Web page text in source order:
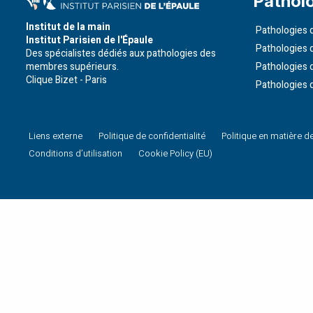
Institut de la main
Institut Parisien de l'Épaule
Des spécialistes dédiés aux pathologies des
membres supérieurs.
Clique Bizet - Paris
Pathologies
Pathologies
Pathologies
Pathologies
Liens externe Politique de confidentialité
Politique en matière
Conditions d’utilisation
Cookie Policy (EU)